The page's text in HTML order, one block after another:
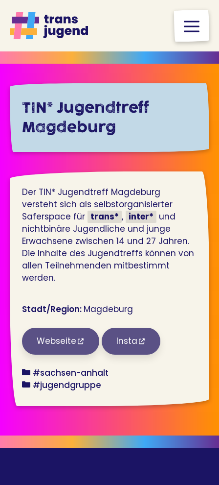
Inhalt
springen
TIN* Jugendtreff
Magdeburg
Der TIN* Jugendtreff Magdeburg
versteht sich als selbstorganisierter
Saferspace für trans* , inter* und
nichtbinäre Jugendliche und junge
Erwachsene zwischen 14 und 27 Jahren.
Die Inhalte des Jugendtreffs können von
allen Teilnehmenden mitbestimmt
werden.
Stadt/Region: Magdeburg
Webseite Insta
bundesland
#sachsen-anhalt
angebot
#jugendgruppe